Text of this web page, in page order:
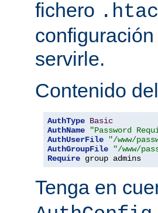
fichero
servirle.
Contenido
AuthType Basic
AuthName
"Password
AuthUserFile
"/www/
AuthGroupFile
"/www/
Require group admins
Tenga en